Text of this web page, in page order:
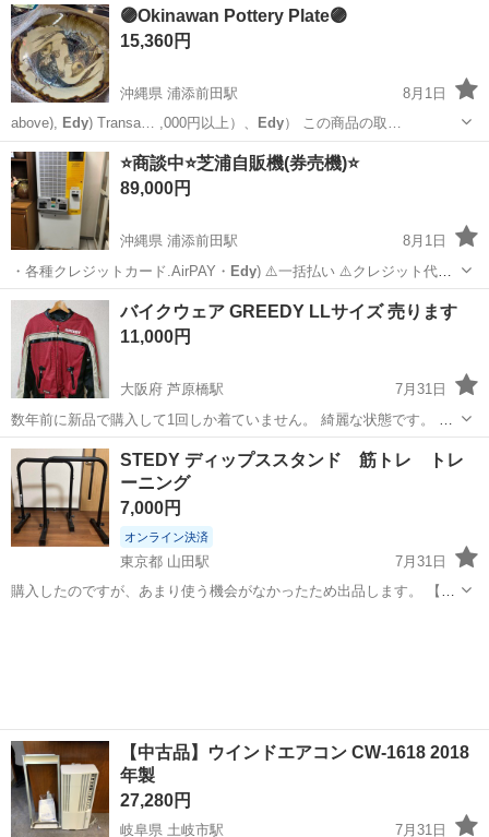
沖縄 宜野湾市 螺鈿
🟣Okinawan Pottery Plate🟣
15,360円
沖縄県 浦添前田駅
8月1日
above), Edy) Transa… ,000円以上）、 Edy） この商品の取…
沖縄 宜野湾市 浦添前田駅 食器 Edy
⭐️商談中⭐️芝浦自販機(券売機)⭐️
89,000円
沖縄県 浦添前田駅
8月1日
・各種クレジットカード.AirPAY・ Edy) ⚠️一括払い ⚠️クレジット代
引…
沖縄 宜野湾市 浦添前田駅 券売機
バイクウェア GREEDY LLサイズ 売ります
11,000円
大阪府 芦原橋駅
7月31日
数年前に新品で購入して1回しか着ていません。 綺麗な状態です。 肩
と肘にパットが付いています 中の黒のインナーは取り外しができます
バイクに乗らなくなったので投稿します。 肩幅 約48㎝ 袖丈 約...
大阪 大阪市 芦原橋駅 その他 状態
STEDY ディップススタンド 筋トレ トレ
ーニング
7,000円
オンライン決済
東京都 山田駅
7月31日
購入したのですが、あまり使う機会がなかったため出品します。 【耐
【中古品】ウインドエアコン CW-1618 2018
年製
27,280円
岐阜県 土岐市駅
7月31日